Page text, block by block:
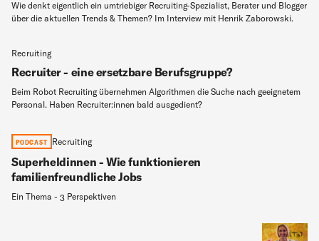
Wie denkt eigentlich ein umtriebiger Recruiting-Spezialist, Berater und Blogger
über die aktuellen Trends & Themen? Im Interview mit Henrik Zaborowski.
Recruiting
Recruiter - eine ersetzbare Berufsgruppe?
Beim Robot Recruiting übernehmen Algorithmen die Suche nach geeignetem
Personal. Haben Recruiter:innen bald ausgedient?
PODCAST Recruiting
Superheldinnen - Wie funktionieren
familienfreundliche Jobs
Ein Thema - 3 Perspektiven